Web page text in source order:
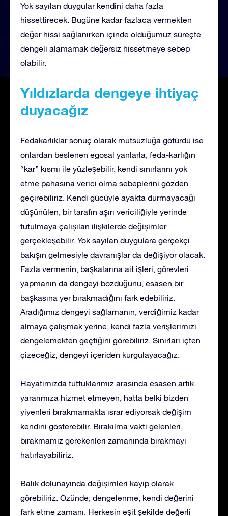
Yok sayılan duygular kendini daha fazla
hissettirecek. Bugüne kadar fazlaca vermekten
değer hissi sağlanırken içinde olduğumuz süreçte
dengeli alamamak değersiz hissetmeye sebep
olabilir.
Yıldızlarda dengeye ihtiyaç
duyacağız
Fedakarlıklar sonuç olarak mutsuzluğa götürdü ise
onlardan beslenen egosal yanlarla, feda-karlığın
“kar” kısmı ile yüzleşebilir, kendi sınırlarını yok
etme pahasına verici olma sebeplerini gözden
geçirebiliriz. Kendi gücüyle ayakta durmayacağı
düşünülen, bir tarafın aşırı vericiliğiyle yerinde
tutulmaya çalışılan ilişkilerde değişimler
gerçekleşebilir. Yok sayılan duygulara gerçekçi
bakışın gelmesiyle davranışlar da değişiyor olacak.
Fazla vermenin, başkalarına ait işleri, görevleri
yapmanın da dengeyi bozduğunu, esasen bir
başkasına yer bırakmadığını fark edebiliriz.
Aradığımız dengeyi sağlamanın, verdiğimiz kadar
almaya çalışmak yerine, kendi fazla verişlerimizi
dengelemekten geçtiğini görebiliriz. Sınırları içten
çizeceğiz, dengeyi içeriden kurgulayacağız.
Hayatımızda tuttuklarımız arasında esasen artık
yararımıza hizmet etmeyen, hatta belki bizden
yiyenleri bırakmamakta ısrar ediyorsak değişim
kendini gösterebilir. Bırakılma vakti gelenleri,
bırakmamız gerekenleri zamanında bırakmayı
hatırlayabiliriz.
Balık dolunayında değişimleri kayıp olarak
görebiliriz. Özünde; dengelenme, kendi değerini
fark etme zamanı. Herkesin eşit şekilde değerli